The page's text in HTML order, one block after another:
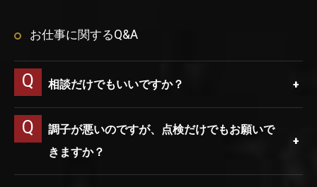
お仕事に関するQ&A
相談だけでもいいですか？
調子が悪いのですが、点検だけでもお願いで
きますか？